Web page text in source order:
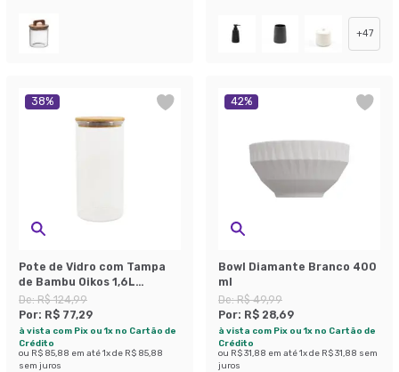
+47
38%
Pote de Vidro com Tampa
de Bambu Oikos 1,6L
Natural
De:R$ 124,99
Por: R$ 77,29
à vista com Pix ou 1x no Cartão de
Crédito
ou R$ 85,88 em até1x de R$ 85,88
sem juros
42%
Bowl Diamante Branco 400
ml
De:R$ 49,99
Por: R$ 28,69
à vista com Pix ou 1x no Cartão de
Crédito
ou R$ 31,88 em até1x de R$ 31,88 sem
juros